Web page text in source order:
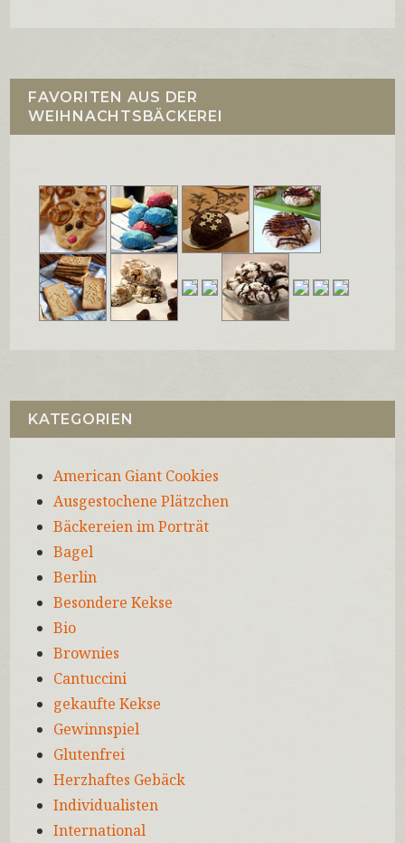
FAVORITEN AUS DER
WEIHNACHTSBÄCKEREI
KATEGORIEN
American Giant Cookies
Ausgestochene Plätzchen
Bäckereien im Porträt
Bagel
Berlin
Besondere Kekse
Bio
Brownies
Cantuccini
gekaufte Kekse
Gewinnspiel
Glutenfrei
Herzhaftes Gebäck
Individualisten
International